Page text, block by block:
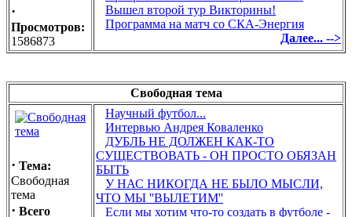
·
Просмотров:
1586873
Вышел второй тур Викторины!
Программа на матч со СКА-Энергия
Далее... -->
Свободная тема
· Тема:
Свободная
тема
· Всего
Научный футбол...
Интервью Андрея Коваленко
ДУБЛЬ НЕ ДОЛЖЕН КАК-ТО
СУЩЕСТВОВАТЬ - ОН ПРОСТО ОБЯЗАН
БЫТЬ
У НАС НИКОГДА НЕ БЫЛО МЫСЛИ,
ЧТО МЫ ''ВЫЛЕТИМ''
Если мы хотим что-то создать в футболе -